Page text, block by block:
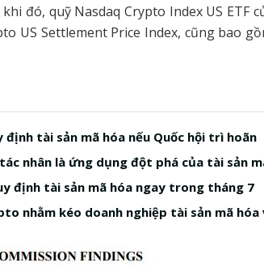
đó, quỹ Nasdaq Crypto Index US ETF
US Settlement Price Index, cũng bao
định tài sản mã hóa nếu Quốc hội trì hoãn
nhân là ứng dụng đột phá của tài sản
định tài sản mã hóa ngay trong tháng 7
nhằm kéo doanh nghiệp tài sản mã hóa